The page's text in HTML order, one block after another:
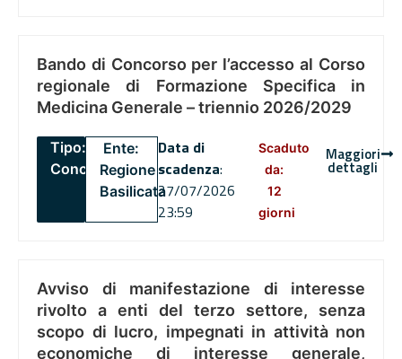
Bando di Concorso per l’accesso al Corso
regionale di Formazione Specifica in
Medicina Generale – triennio 2026/2029
Tipo:
Concorsi
Ente:
Regione
Basilicata
Data di
scadenza:
27/07/2026
23:59
Scaduto
da:
12
giorni
Maggiori
dettagli
Avviso di manifestazione di interesse
rivolto a enti del terzo settore, senza
scopo di lucro, impegnati in attività non
economiche di interesse generale,